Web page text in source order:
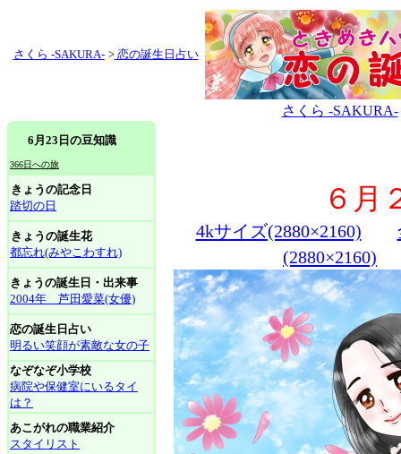
さくら -SAKURA- >恋の誕生日占い
さくら -SAKURA-
6月23日の豆知識
366日への旅
きょうの記念日
踏切の日
きょうの誕生花
都忘れ(みやこわすれ)
きょうの誕生日・出来事
2004年 芦田愛菜(女優)
恋の誕生日占い
明るい笑顔が素敵な女の子
なぞなぞ小学校
病院や保健室にいるタイ
は？
あこがれの職業紹介
スタイリスト
６月
4kサイズ(2880×2160)
(2880×2160)